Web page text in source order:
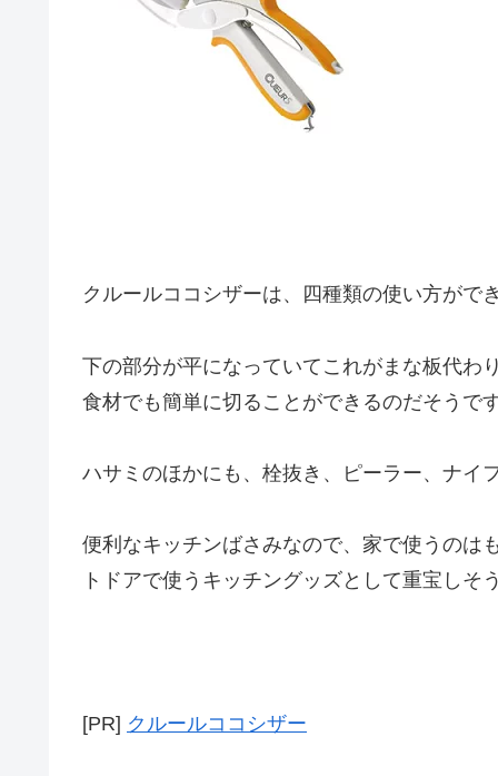
クルールココシザーは、四種類の使い方がで
下の部分が平になっていてこれがまな板代わ
食材でも簡単に切ることができるのだそうで
ハサミのほかにも、栓抜き、ピーラー、ナイ
便利なキッチンばさみなので、家で使うのは
トドアで使うキッチングッズとして重宝しそ
[PR] クルールココシザー